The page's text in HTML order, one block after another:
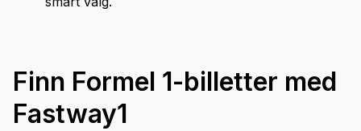
Finn Formel 1-billetter med
Fastway1